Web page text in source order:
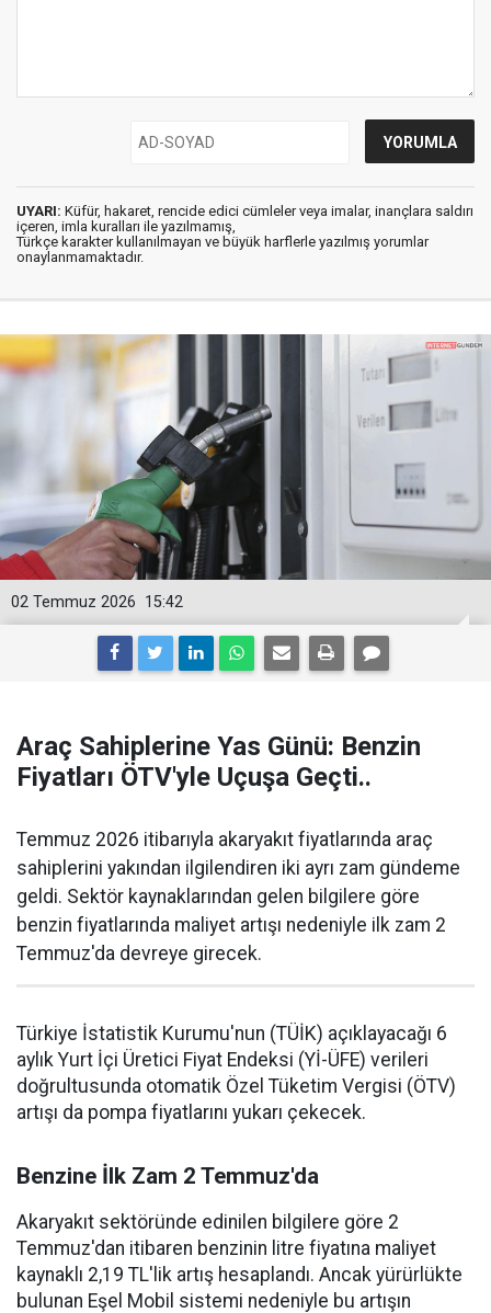
UYARI: Küfür, hakaret, rencide edici cümleler veya imalar, inançlara saldırı
içeren, imla kuralları ile yazılmamış,
Türkçe karakter kullanılmayan ve büyük harflerle yazılmış yorumlar
onaylanmamaktadır.
15:42
02 Temmuz 2026
Araç Sahiplerine Yas Günü: Benzin
Fiyatları ÖTV'yle Uçuşa Geçti..
Temmuz 2026 itibarıyla akaryakıt fiyatlarında araç
sahiplerini yakından ilgilendiren iki ayrı zam gündeme
geldi. Sektör kaynaklarından gelen bilgilere göre
benzin fiyatlarında maliyet artışı nedeniyle ilk zam 2
Temmuz'da devreye girecek.
Türkiye İstatistik Kurumu'nun (TÜİK) açıklayacağı 6
aylık Yurt İçi Üretici Fiyat Endeksi (Yİ-ÜFE) verileri
doğrultusunda otomatik Özel Tüketim Vergisi (ÖTV)
artışı da pompa fiyatlarını yukarı çekecek.
Benzine İlk Zam 2 Temmuz'da
Akaryakıt sektöründe edinilen bilgilere göre 2
Temmuz'dan itibaren benzinin litre fiyatına maliyet
kaynaklı 2,19 TL'lik artış hesaplandı. Ancak yürürlükte
bulunan Eşel Mobil sistemi nedeniyle bu artışın